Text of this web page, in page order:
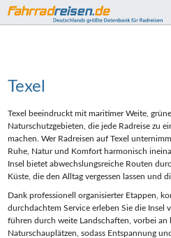
Texel
Texel beeindruckt mit maritimer Weite,
Naturschutzgebieten, die jede Radreise zu
machen. Wer Radreisen auf Texel
Ruhe, Natur und Komfort harmonisch
Insel bietet abwechslungsreiche Routen
Küste, die den Alltag vergessen lassen und
Dank professionell organisierter Etappen,
durchdachtem Service erleben Sie die Insel
führen durch weite Landschaften, vorbei
Naturschauplätzen, sodass Entspannung